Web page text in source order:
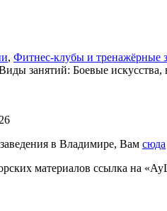
, Фитнес-клубы и тренажёрные
занятий: Боевые
в Владимире, Вам сюда
материалов ссылка на